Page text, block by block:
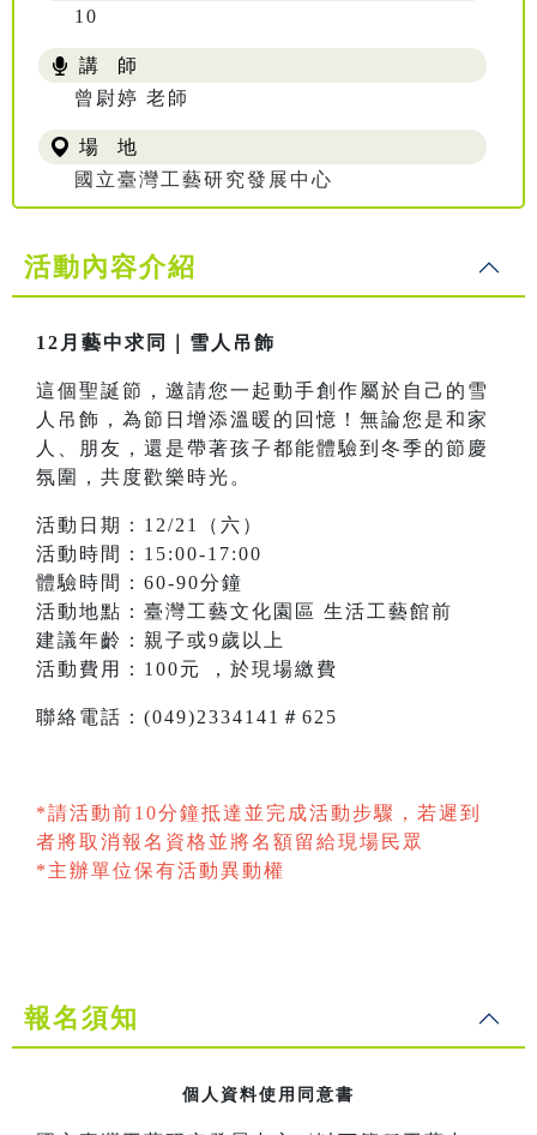
10
講 師
曾尉婷 老師
場 地
國立臺灣工藝研究發展中心
活動內容介紹
12月藝中求同｜雪人吊飾
這個聖誕節，邀請您一起動手創作屬於自己的雪
人吊飾，為節日增添溫暖的回憶！無論您是和家
人、朋友，還是帶著孩子都能體驗到冬季的節慶
氛圍，共度歡樂時光。
活動日期：12/21（六）
活動時間：15:00-17:00
體驗時間：60-90分鐘
活動地點：臺灣工藝文化園區 生活工藝館前
建議年齡：親子或9歲以上
活動費用：100元 ，於現場繳費
聯絡電話：(049)2334141＃625
*請活動前10分鐘抵達並完成活動步驟，若遲到
者將取消報名資格並將名額留給現場民眾
*主辦單位保有活動異動權
報名須知
個人資料使用同意書